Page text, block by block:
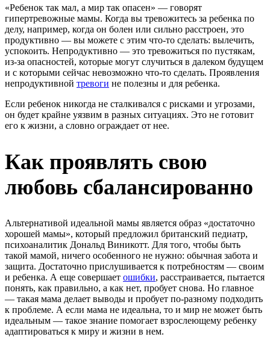
«Ребенок так мал, а мир так опасен» — говорят
гипертревожные мамы. Когда вы тревожитесь за ребенка по
делу, например, когда он болен или сильно расстроен, это
продуктивно — вы можете с этим что-то сделать: вылечить,
успокоить. Непродуктивно — это тревожиться по пустякам,
из-за опасностей, которые могут случиться в далеком будущем
и с которыми сейчас невозможно что-то сделать. Проявления
непродуктивной тревоги не полезны и для ребенка.
Если ребенок никогда не сталкивался с рисками и угрозами,
он будет крайне уязвим в разных ситуациях. Это не готовит
его к жизни, а словно ограждает от нее.
Как проявлять свою
любовь сбалансированно
Альтернативой идеальной мамы является образ «достаточно
хорошей мамы», который предложил британский педиатр,
психоаналитик Дональд Виникотт. Для того, чтобы быть
такой мамой, ничего особенного не нужно: обычная забота и
защита. Достаточно прислушивается к потребностям — своим
и ребенка. А еще совершает ошибки, расстраивается, пытается
понять, как правильно, а как нет, пробует снова. Но главное
— такая мама делает выводы и пробует по-разному подходить
к проблеме. А если мама не идеальна, то и мир не может быть
идеальным — такое знание помогает взрослеющему ребенку
адаптироваться к миру и жизни в нем.